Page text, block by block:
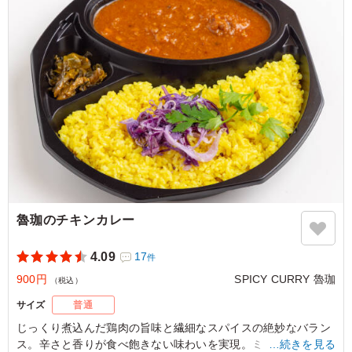
株式会社えすと
オーベルジーヌのカレーはどこのお店のカレーよりも現場
で喜ばれる印象です。 特にチーズカレーは、大きなチー
ズが特徴でまろやかな味が人気です。辛さもちょうど良か
ったです。 また頼みます。
ご利用シーン：ロケ・撮影›ロケ
東京都大田区南雪谷2026/05/14
魯珈のチキンカレー
4.09 17件
900円 （税込） SPICY CURRY 魯珈
サイズ 普通
じっくり煮込んだ鶏肉の旨味と繊細なスパイスの絶妙なバラン
ス。辛さと香りが食べ飽きない味わいを実現。ミシュラン掲載
…続きを見る